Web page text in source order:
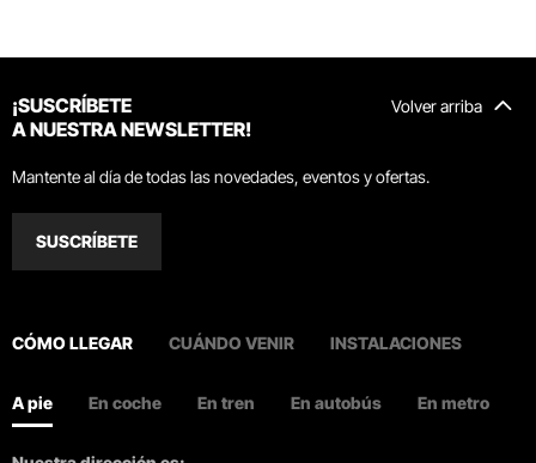
Volver arriba
¡SUSCRÍBETE
A NUESTRA NEWSLETTER!
Mantente al día de todas las novedades, eventos y ofertas.
SUSCRÍBETE
CÓMO LLEGAR CUÁNDO VENIR INSTALACIONES
A pie En coche En tren En autobús En metro